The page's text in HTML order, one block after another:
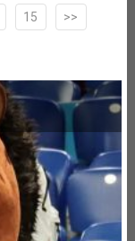
15 >>